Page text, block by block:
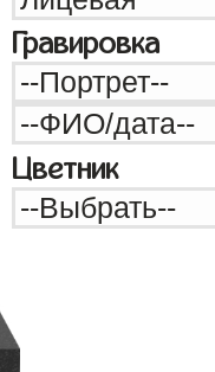
Гравировка
Цветник